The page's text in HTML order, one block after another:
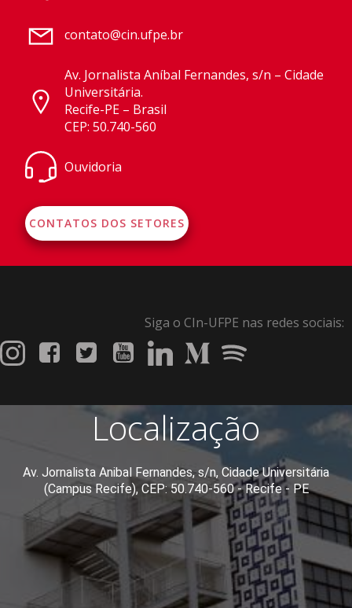
contato@cin.ufpe.br
Av. Jornalista Aníbal Fernandes, s/n – Cidade
Universitária.
Recife-PE – Brasil
CEP: 50.740-560
Ouvidoria
CONTATOS DOS SETORES
Siga o CIn-UFPE nas redes sociais:
Localização
Av. Jornalista Anibal Fernandes, s/n, Cidade Universitária
(Campus Recife), CEP: 50.740-560 - Recife - PE